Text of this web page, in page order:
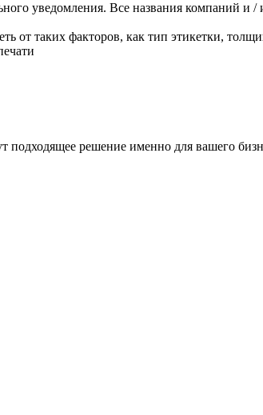
уведомления. Все названия компаний
от таких факторов, как тип этикетки,
решение именно для вашего